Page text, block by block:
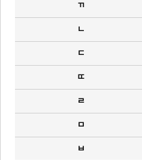
ㄲ
ㄴ
ㄷ
ㄸ
ㄹ
ㅁ
ㅂ